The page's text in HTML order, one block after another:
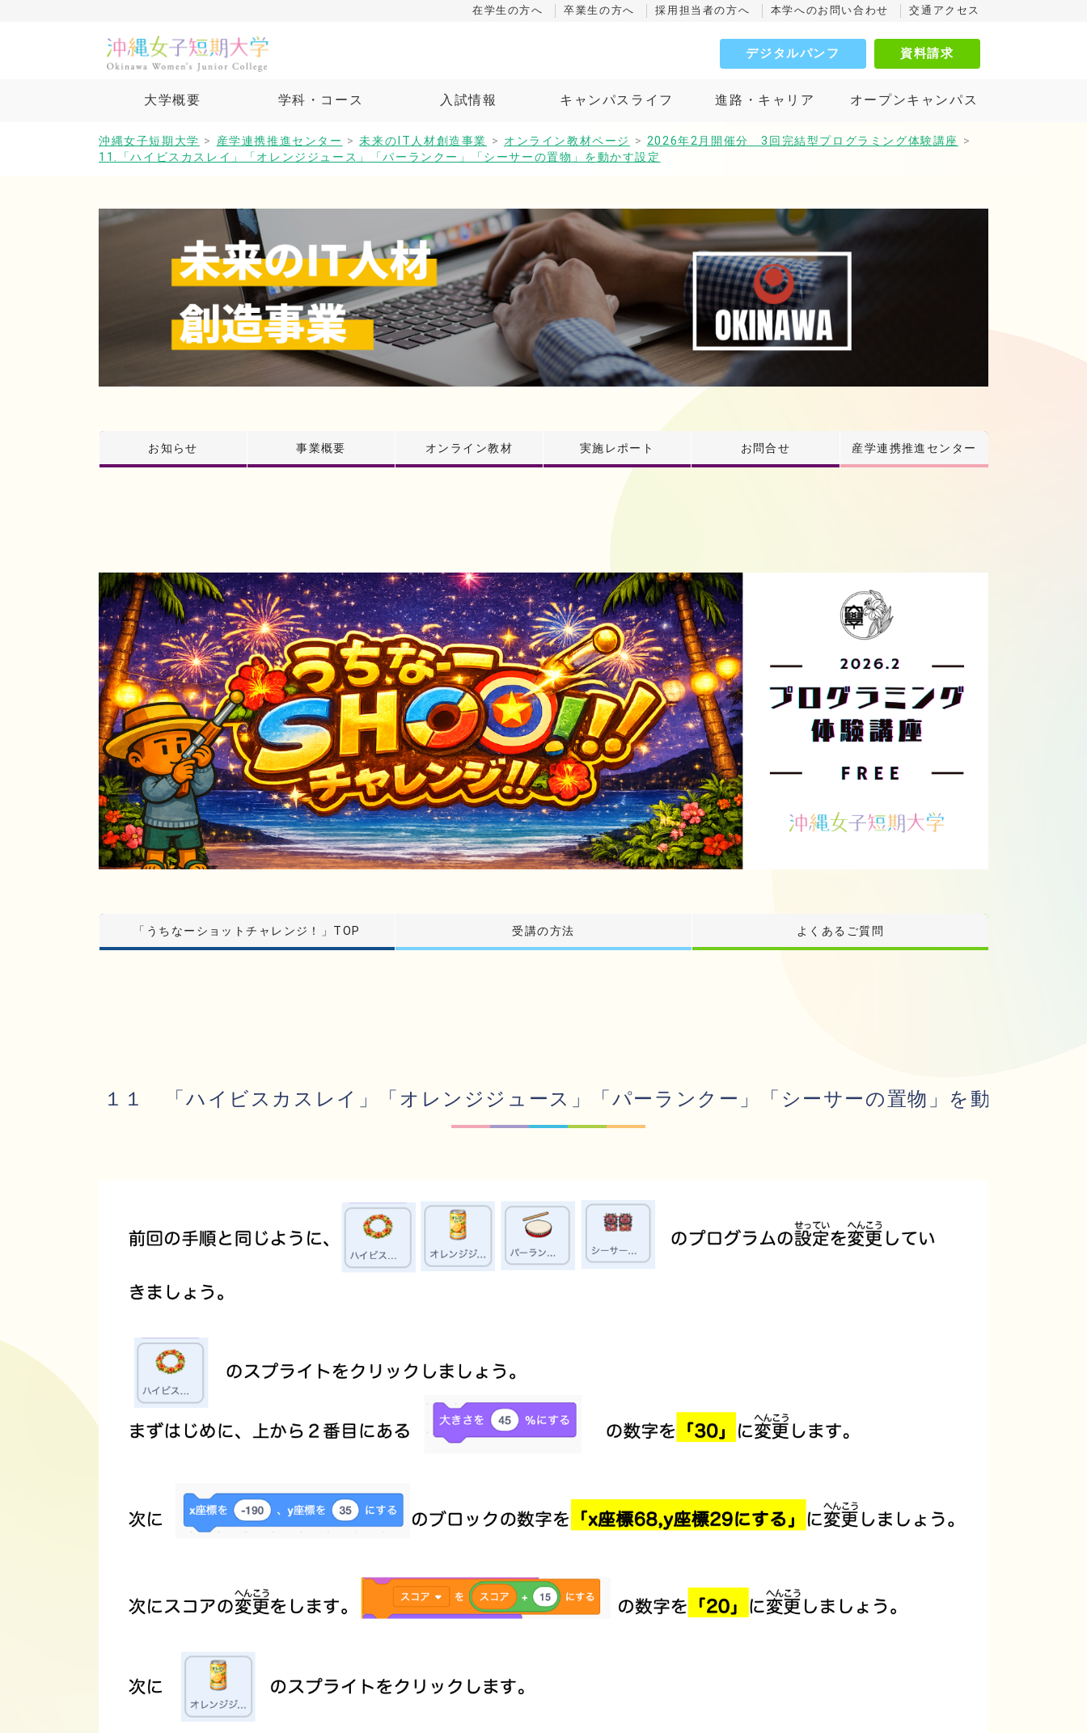
在学生の方へ 卒業生の方へ 採用担当者の方へ 本学へのお問い合わせ 交通アクセス
デジタルパンフ 資料請求
大学概要 学科・コース 入試情報 キャンパスライフ 進路・キャリア オープンキャンパス
沖縄女子短期大学 > 産学連携推進センター > 未来のIT人材創造事業 > オンライン教材ページ > 2026年2月開催分 3回完結型プログラミング体験講座 >
11.「ハイビスカスレイ」「オレンジジュース」「パーランクー」「シーサーの置物」を動かす設定
お知らせ 事業概要 オンライン教材 実施レポート お問合せ 産学連携推進センター
「うちなーショットチャレンジ！」TOP 受講の方法 よくあるご質問
１１ 「ハイビスカスレイ」「オレンジジュース」「パーランクー」「シーサーの置物」を動かす設定